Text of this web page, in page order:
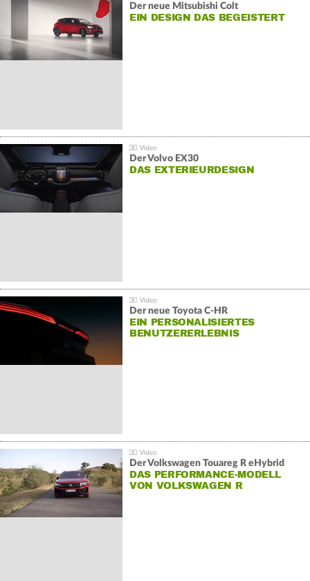
Der neue Mitsubishi Colt
EIN DESIGN DAS BEGEISTERT
Der Volvo EX30
DAS EXTERIEURDESIGN
Der neue Toyota C-HR
EIN PERSONALISIERTES
BENUTZERERLEBNIS
Der Volkswagen Touareg R eHybrid
DAS PERFORMANCE-MODELL
VON VOLKSWAGEN R